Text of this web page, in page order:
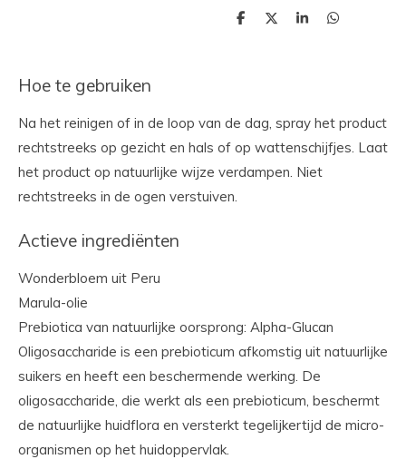
D
D
S
D
Hoe te gebruiken
Na het reinigen of in de loop van de dag, spray het product
rechtstreeks op gezicht en hals of op wattenschijfjes. Laat
het product op natuurlijke wijze verdampen. Niet
rechtstreeks in de ogen verstuiven.
Actieve ingrediënten
Wonderbloem uit Peru
Marula-olie
Prebiotica van natuurlijke oorsprong: Alpha-Glucan
Oligosaccharide is een prebioticum afkomstig uit natuurlijke
suikers en heeft een beschermende werking. De
oligosaccharide, die werkt als een prebioticum, beschermt
de natuurlijke huidflora en versterkt tegelijkertijd de micro-
organismen op het huidoppervlak.